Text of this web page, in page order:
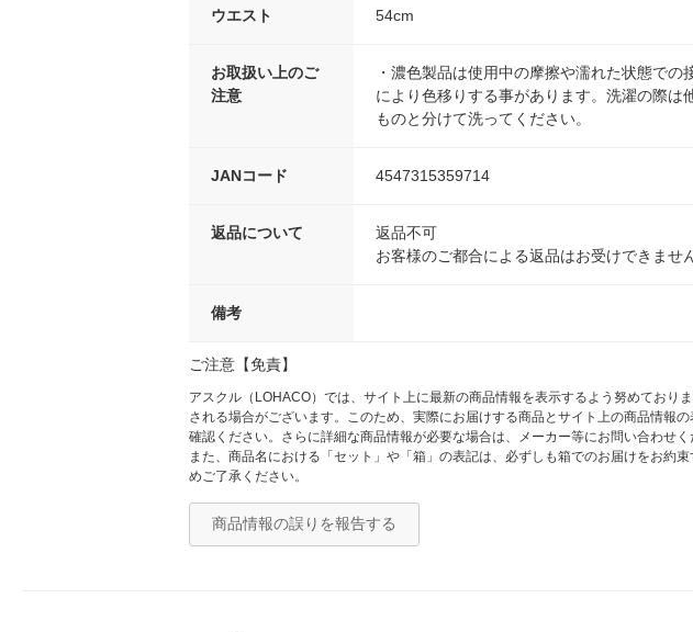
ウエスト 54cm
お取扱い上のご
注意
・濃色製品は使用中の摩擦や濡れた状態での
により色移りする事があります。洗濯の際は
ものと分けて洗ってください。
JANコード 4547315359714
返品について
返品不可
お客様のご都合による返品はお受けできません
備考
ご注意【免責】
アスクル（LOHACO）では、サイト上に最新の商品情報を表示するよう努めてお
される場合がございます。このため、実際にお届けする商品とサイト上の商品情報
確認ください。さらに詳細な商品情報が必要な場合は、メーカー等にお問い合わせく
また、商品名における「セット」や「箱」の表記は、必ずしも箱でのお届けをお約
めご了承ください。
商品情報の誤りを報告する